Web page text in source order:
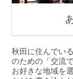
秋田に住んでい
のための「交流
お好きな地域を